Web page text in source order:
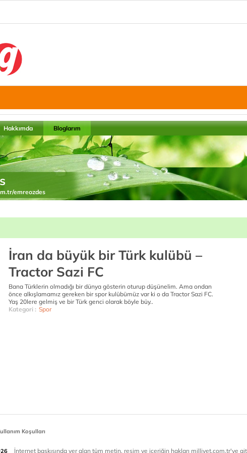
Hakkımda Bloglarım
emreozdes
İran da büyük bir Türk kulübü –
Tractor Sazi FC
Bana Türklerin olmadığı bir dünya gösterin oturup düşünelim. Ama ondan
önce alkışlamamız gereken bir spor kulübümüz var ki o da Tractor Sazi FC.
Yaş 20lere gelmiş ve bir Türk genci olarak böyle büy..
Kategori : Spor
Koşulları
İnternet baskısında yer alan tüm metin, resim ve içeriğin hakları milliyet.com.tr'ye